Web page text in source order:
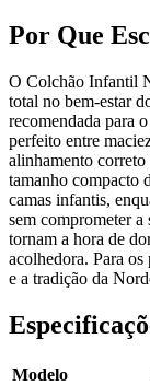
Por Que
O Colchão Infantil
total no bem-estar
recomendada para
perfeito entre
alinhamento correto
tamanho compacto
camas infantis,
sem comprometer a
tornam a hora de
acolhedora. Para
e a tradição da
Modelo